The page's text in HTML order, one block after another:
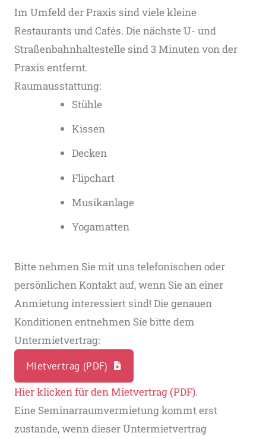
Im Umfeld der Praxis sind viele kleine
Restaurants und Cafés. Die nächste U- und
Straßenbahnhaltestelle sind 3 Minuten von der
Praxis entfernt.
Raumausstattung:
Stühle
Kissen
Decken
Flipchart
Musikanlage
Yogamatten
Bitte nehmen Sie mit uns telefonischen oder
persönlichen Kontakt auf, wenn Sie an einer
Anmietung interessiert sind! Die genauen
Konditionen entnehmen Sie bitte dem
Untermietvertrag:
Mietvertrag (PDF)
Hier klicken für den Mietvertrag (PDF).
Eine Seminarraumvermietung kommt erst
zustande, wenn dieser Untermietvertrag